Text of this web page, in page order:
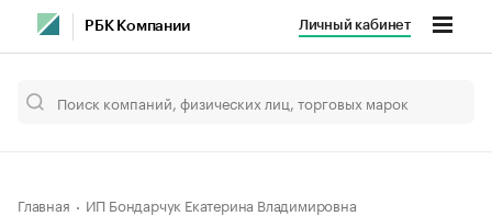
РБК Компании Личный кабинет
Главная ИП Бондарчук Екатерина Владимировна